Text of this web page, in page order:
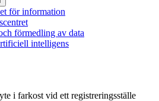
för information
förmedling av data
intelligens
i farkost vid ett registreringsställe